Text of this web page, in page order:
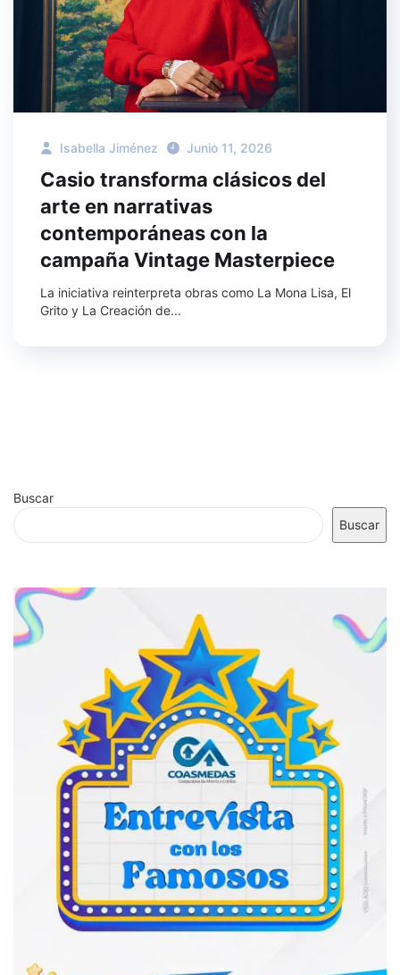
Isabella Jiménez Junio 11, 2026
Casio transforma clásicos del
arte en narrativas
contemporáneas con la
campaña Vintage Masterpiece
La iniciativa reinterpreta obras como La Mona Lisa, El
Grito y La Creación de...
Buscar
Buscar